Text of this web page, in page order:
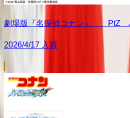
劇場版『名探偵コナン』 PtZ
2026/4/17 入荷